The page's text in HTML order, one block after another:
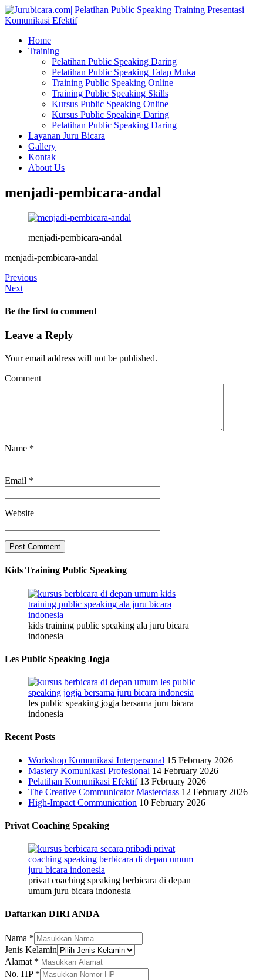
Home
Training
Pelatihan Public Speaking Daring
Pelatihan Public Speaking Tatap Muka
Training Public Speaking Online
Training Public Speaking Skills
Kursus Public Speaking Online
Kursus Public Speaking Daring
Pelatihan Public Speaking Daring
Layanan Juru Bicara
Gallery
Kontak
About Us
menjadi-pembicara-andal
menjadi-pembicara-andal
menjadi-pembicara-andal
Previous
Next
Be the first to comment
Leave a Reply
Your email address will not be published.
Comment
Name *
Email *
Website
Kids Training Public Speaking
kids training public speaking ala juru bicara
indonesia
Les Public Speaking Jogja
les public speaking jogja bersama juru bicara
indonesia
Recent Posts
Workshop Komunikasi Interpersonal 15 February 2026
Mastery Komunikasi Profesional 14 February 2026
Pelatihan Komunikasi Efektif 13 February 2026
The Creative Communicator Masterclass 12 February 2026
High-Impact Communication 10 February 2026
Privat Coaching Speaking
privat coaching speaking berbicara di depan
umum juru bicara indonesia
Daftarkan DIRI ANDA
HP
Nama
Alamat
Nama *
Jenis Kelamin
Alamat *
No. HP *